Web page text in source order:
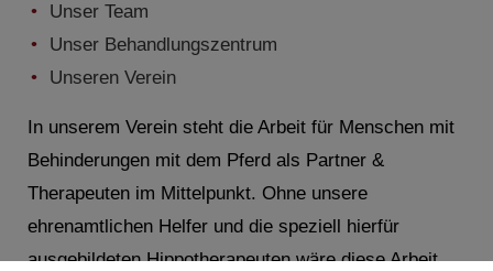
Unser Team
Unser Behandlungszentrum
Unseren Verein
In unserem Verein steht die Arbeit für Menschen mit
Behinderungen mit dem Pferd als Partner &
Therapeuten im Mittelpunkt. Ohne unsere
ehrenamtlichen Helfer und die speziell hierfür
ausgebildeten Hippotherapeuten wäre diese Arbeit